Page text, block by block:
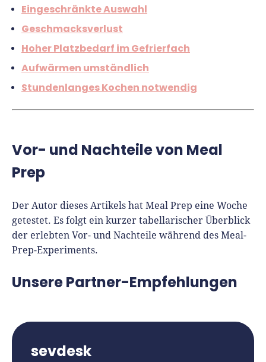
Eingeschränkte Auswahl
Geschmacksverlust
Hoher Platzbedarf im Gefrierfach
Aufwärmen umständlich
Stundenlanges Kochen notwendig
Vor- und Nachteile von Meal
Prep
Der Autor dieses Artikels hat Meal Prep eine Woche
getestet. Es folgt ein kurzer tabellarischer Überblick
der erlebten Vor- und Nachteile während des Meal-
Prep-Experiments.
Unsere Partner-Empfehlungen
sevdesk